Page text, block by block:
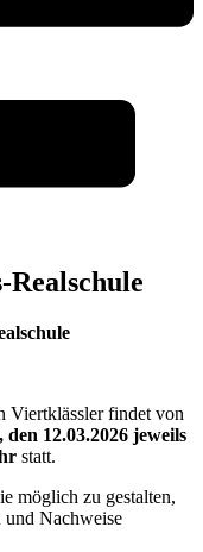
Realschule
Viertklässler findet von
12.03.2026 jeweils
statt.
möglich zu gestalten,
Nachweise